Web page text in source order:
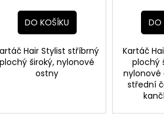
DO KOŠÍKU
Hair Stylist stříbrný
plochý široký, nylonové
ostny
DO
Kartáč
plochý
nylonové
střední